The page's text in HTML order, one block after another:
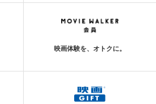
映画体験を、オトクに。